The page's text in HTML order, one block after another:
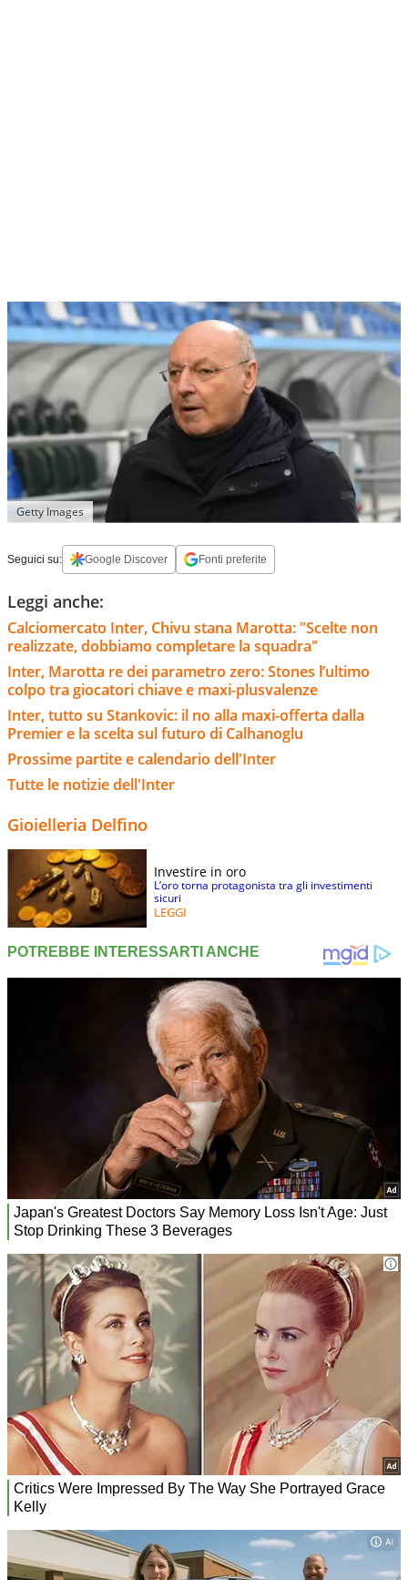
Getty Images
Seguici su: Google Discover Fonti preferite
Leggi anche:
Calciomercato Inter, Chivu stana Marotta: "Scelte non
realizzate, dobbiamo completare la squadra"
Inter, Marotta re dei parametro zero: Stones l’ultimo
colpo tra giocatori chiave e maxi-plusvalenze
Inter, tutto su Stankovic: il no alla maxi-offerta dalla
Premier e la scelta sul futuro di Calhanoglu
Prossime partite e calendario dell'Inter
Tutte le notizie dell'Inter
Gioielleria Delfino
Investire in oro
L’oro torna protagonista tra gli investimenti
sicuri
LEGGI